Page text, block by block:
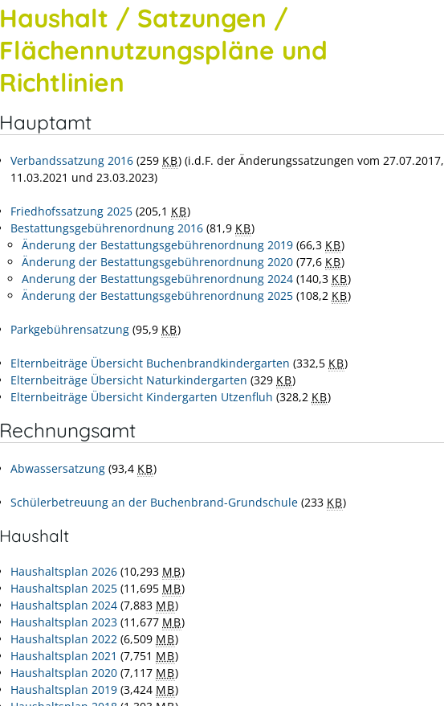
Haushalt / Satzungen /
Flächennutzungspläne und
Richtlinien
Hauptamt
Verbandssatzung 2016 (259 KB)(i.d.F. der Änderungssatzungen vom 27.07.2017,
11.03.2021 und 23.03.2023)
Friedhofssatzung 2025 (205,1 KB)
Bestattungsgebührenordnung 2016 (81,9 KB)
Änderung der Bestattungsgebührenordnung 2019 (66,3 KB)
Änderung der Bestattungsgebührenordnung 2020 (77,6 KB)
Anderung der Bestattungsgebührenordnung 2024 (140,3 KB)
Änderung der Bestattungsgebührenordnung 2025 (108,2 KB)
Parkgebührensatzung (95,9 KB)
Elternbeiträge Übersicht Buchenbrandkindergarten (332,5 KB)
Elternbeiträge Übersicht Naturkindergarten (329 KB)
Elternbeiträge Übersicht Kindergarten Utzenfluh (328,2 KB)
Rechnungsamt
Abwassersatzung (93,4 KB)
Schülerbetreuung an der Buchenbrand-Grundschule (233 KB)
Haushalt
Haushaltsplan 2026 (10,293 MB)
Haushaltsplan 2025 (11,695 MB)
Haushaltsplan 2024 (7,883 MB)
Haushaltsplan 2023 (11,677 MB)
Haushaltsplan 2022 (6,509 MB)
Haushaltsplan 2021 (7,751 MB)
Haushaltsplan 2020 (7,117 MB)
Haushaltsplan 2019 (3,424 MB)